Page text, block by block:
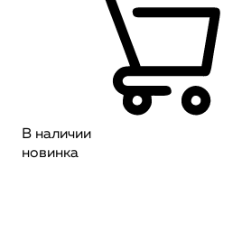
В наличии
новинка